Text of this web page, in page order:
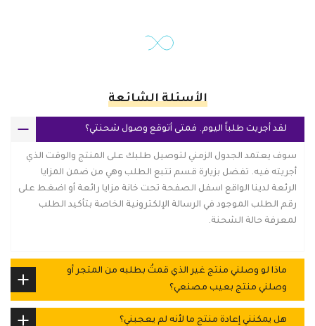
الأسئلة الشائعة
لقد أجريت طلباً اليوم. فمتى أتوقع وصول شحنتي؟
سوف يعتمد الجدول الزمني لتوصيل طلبك على المنتج والوقت الذي
أجريته فيه. تفضل بزيارة قسم تتبع الطلب وهي من ضمن المزايا
الرئعة لدينا الواقع اسفل الصفحة تحت خانة مزايا رائعة أو اضغط على
رقم الطلب الموجود في الرسالة الإلكترونية الخاصة بتأكيد الطلب
لمعرفة حالة الشحنة.
ماذا لو وصلني منتج غير الذي قمتُ بطلبه من المتجر أو
وصلني منتج بعيب مصنعي؟
هل يمكنني إعادة منتجٍ ما لأنه لم يعجبني؟